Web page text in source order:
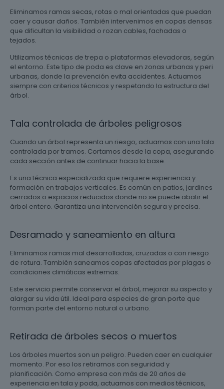
Eliminamos ramas secas, rotas o mal orientadas que puedan
caer y causar daños. También intervenimos en copas densas
que dificultan la visibilidad o rozan cables, fachadas o
tejados.
Utilizamos técnicas de trepa o plataformas elevadoras, según
el entorno. Este tipo de poda es clave en zonas urbanas y peri
urbanas, donde la prevención evita accidentes. Actuamos
siempre con criterios técnicos y respetando la estructura del
árbol.
Tala controlada de árboles peligrosos
Cuando un árbol representa un riesgo, actuamos con una tala
controlada por tramos. Cortamos desde la copa, asegurando
cada sección antes de continuar hacia la base.
Es una técnica especializada que requiere experiencia y
formación en trabajos verticales. Es común en patios, jardines
cerrados o espacios reducidos donde no se puede abatir el
árbol entero. Garantiza una intervención segura y precisa.
Desramado y saneamiento en altura
Eliminamos ramas mal desarrolladas, cruzadas o con riesgo
de rotura. También saneamos copas afectadas por plagas o
condiciones climáticas extremas.
Este servicio permite conservar el árbol, mejorar su aspecto y
alargar su vida útil. Ideal para especies de gran porte que
forman parte del entorno natural o urbano.
Retirada de árboles secos o muertos
Los árboles muertos son un peligro. Pueden caer en cualquier
momento. Por eso los retiramos con seguridad y
planificación. Como empresa con más de 20 años de
experiencia en tala y poda, actuamos con medios técnicos,